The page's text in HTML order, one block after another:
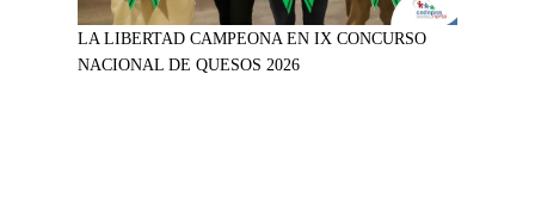
LA LIBERTAD CAMPEONA EN IX CONCURSO
NACIONAL DE QUESOS 2026